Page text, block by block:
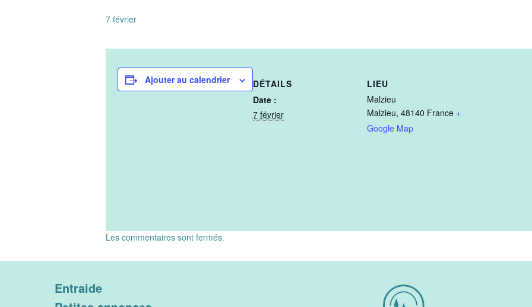
7 février
Ajouter au calendrier
DÉTAILS
Date :
7 février
LIEU
Malzieu
Malzieu, 48140 France +
Google Map
Les commentaires sont fermés.
Entraide